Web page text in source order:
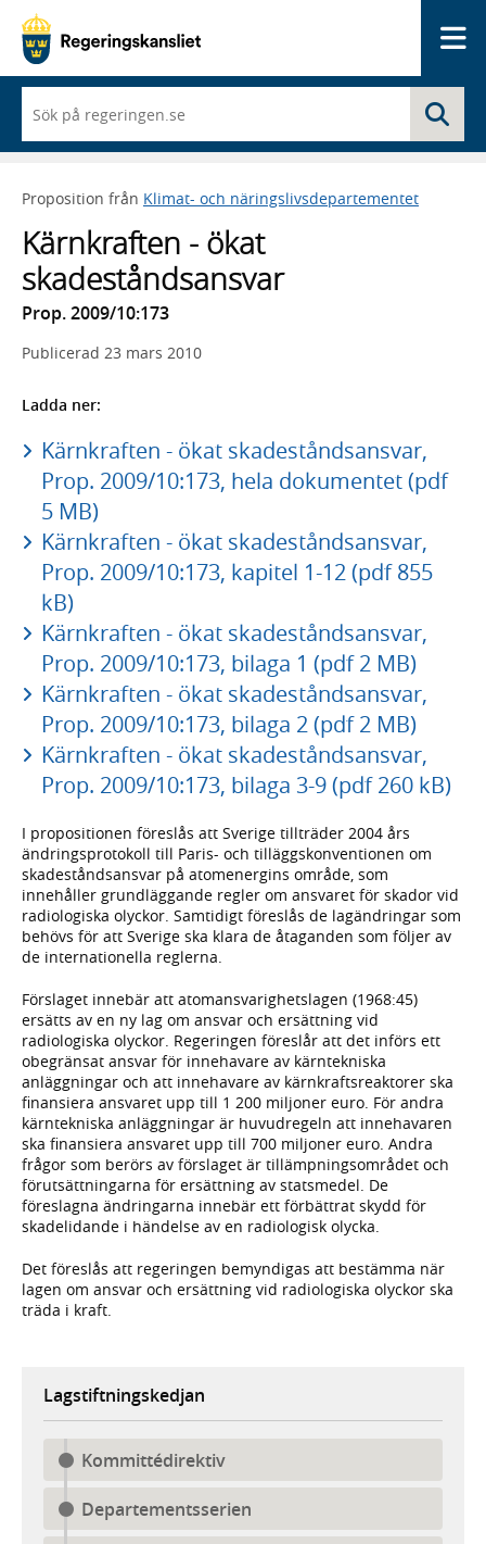
du
börjar
skriva
framträder
lista
med
sökförslag
Proposition från Klimat- och näringslivsdepartementet
Kärnkraften - ökat
skadeståndsansvar
Prop. 2009/10:173
Publicerad 23 mars 2010
Ladda ner:
Kärnkraften - ökat skadeståndsansvar,
Prop. 2009/10:173, hela dokumentet (pdf
5 MB)
Kärnkraften - ökat skadeståndsansvar,
Prop. 2009/10:173, kapitel 1-12 (pdf 855
kB)
Kärnkraften - ökat skadeståndsansvar,
Prop. 2009/10:173, bilaga 1 (pdf 2 MB)
Kärnkraften - ökat skadeståndsansvar,
Prop. 2009/10:173, bilaga 2 (pdf 2 MB)
Kärnkraften - ökat skadeståndsansvar,
Prop. 2009/10:173, bilaga 3-9 (pdf 260 kB)
I propositionen föreslås att Sverige tillträder 2004 års
ändringsprotokoll till Paris- och tilläggskonventionen om
skadeståndsansvar på atomenergins område, som
innehåller grundläggande regler om ansvaret för skador vid
radiologiska olyckor. Samtidigt föreslås de lagändringar som
behövs för att Sverige ska klara de åtaganden som följer av
de internationella reglerna.
Förslaget innebär att atomansvarighetslagen (1968:45)
ersätts av en ny lag om ansvar och ersättning vid
radiologiska olyckor. Regeringen föreslår att det införs ett
obegränsat ansvar för innehavare av kärntekniska
anläggningar och att innehavare av kärnkraftsreaktorer ska
finansiera ansvaret upp till 1 200 miljoner euro. För andra
kärntekniska anläggningar är huvudregeln att innehavaren
ska finansiera ansvaret upp till 700 miljoner euro. Andra
frågor som berörs av förslaget är tillämpningsområdet och
förutsättningarna för ersättning av statsmedel. De
föreslagna ändringarna innebär ett förbättrat skydd för
skadelidande i händelse av en radiologisk olycka.
Det föreslås att regeringen bemyndigas att bestämma när
lagen om ansvar och ersättning vid radiologiska olyckor ska
träda i kraft.
Lagstiftningskedjan
Kommittédirektiv
Departementsserien